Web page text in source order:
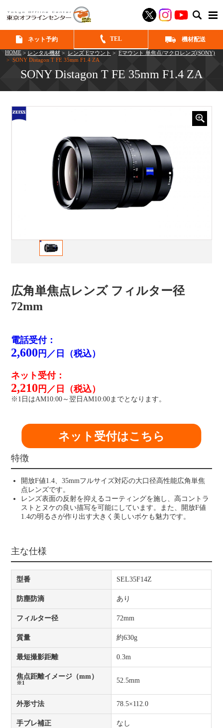
ネット予約 TEL 機材配送
HOME > レンタル機材 > レンズ Eマウント > Eマウント 単焦点/マクロレンズ(SONY)
> SONY Distagon T FE 35mm F1.4 ZA
SONY Distagon T FE 35mm F1.4 ZA
広角単焦点レンズ フィルター径
72mm
電話受付：
2,600 円／日（税込）
ネット受付：
2,210 円／日（税込）
※1日はAM10:00～翌日AM10:00までとなります。
ネット受付はこちら
特徴
開放F値1.4、35mmフルサイズ対応の大口径高性能広角単焦
点レンズです。
レンズ表面の反射を抑えるコーティングを施し、高コントラ
ストとヌケの良い描写を可能にしています。また、開放F値
1.4の明るさが作り出す大きく美しいボケも魅力です。
主な仕様
型番 SEL35F14Z
防塵防滴 あり
フィルター径 72mm
質量 約630g
最短撮影距離 0.3m
焦点距離イメージ（mm）
※1 52.5mm
外形寸法 78.5×112.0
手ブレ補正
なし